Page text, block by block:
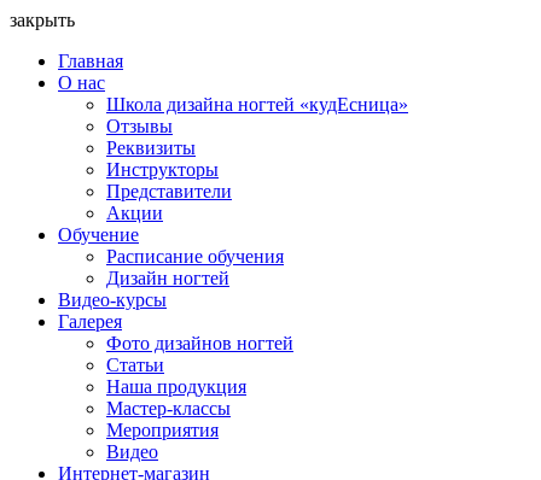
закрыть
Главная
О нас
Школа дизайна ногтей «кудЕсница»
Отзывы
Реквизиты
Инструкторы
Представители
Акции
Обучение
Расписание обучения
Дизайн ногтей
Видео-курсы
Галерея
Фото дизайнов ногтей
Статьи
Наша продукция
Мастер-классы
Мероприятия
Видео
Интернет-магазин